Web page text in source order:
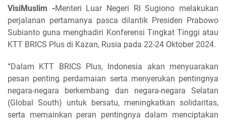
VisiMuslim -Menteri Luar Negeri RI Sugiono melakukan
perjalanan pertamanya pasca dilantik Presiden Prabowo
Subianto guna menghadiri Konferensi Tingkat Tinggi atau
KTT BRICS Plus di Kazan, Rusia pada 22-24 Oktober 2024.
“Dalam KTT BRICS Plus, Indonesia akan menyuarakan
pesan penting perdamaian serta menyerukan pentingnya
negara-negara berkembang dan negara-negara Selatan
(Global South) untuk bersatu, meningkatkan solidaritas,
serta memainkan peran pentingnya dalam menciptakan